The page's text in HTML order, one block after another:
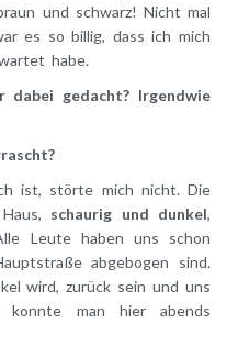
und schwarz! Nicht mal
es so billig, dass ich mich
habe.
dabei gedacht? Irgendwie
ist, störte mich nicht. Die
schaurig und dunkel,
Leute haben uns schon
abgebogen sind.
wird, zurück sein und uns
konnte man hier abends